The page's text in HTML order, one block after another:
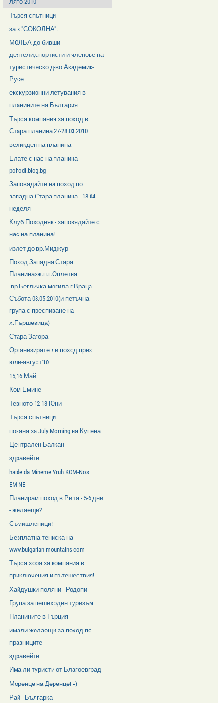
лято 2010
Търся спътници
за х."СОКОЛНА".
МOЛБА до бивши
деятели,спортисти и членове на
туристическо д-во Академик-
Русе
екскурзионни летувания в
планините на България
Търся компания за поход в
Стара планина 27-28.03.2010
великден на планина
Елате с нас на планина -
pohodi.blog.bg
Заповядайте на поход по
западна Стара планина - 18.04
неделя
Клуб Походняк - заповядайте с
нас на планина!
излет до вр.Миджур
Поход Западна Стара
Планина>ж.п.г.Оплетня
-вр.Бегличка могила-г.Враца -
Събота 08.05.2010(и петъчна
група с преспиване на
х.Пършевица)
Стара Загора
Организирате ли поход през
юли-август'10
15,16 Май
Ком Емине
Тевното 12-13 Юни
Търся спътници
покана за July Morning на Купена
Централен Балкан
здравейте
haide da Mineme Vruh KOM-Nos
EMINE
Планирам поход в Рила - 5-6 дни
- желаещи?
Съмишленици!
Безплатна тениска на
www.bulgarian-mountains.com
Търся хора за компания в
приключения и пътешествия!
Хайдушки поляни - Родопи
Група за пешеходен туризъм
Планините в Гърция
имали желаещи за поход по
празниците
здравейте
Има ли туристи от Благоевград
Моренце на Деренце! =)
Рай - Българка